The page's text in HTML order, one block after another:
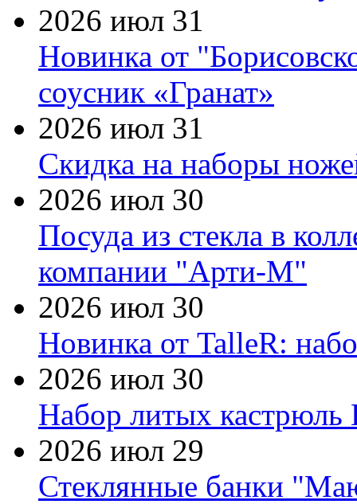
2026 июл 31
Новинка от
соусник «Гранат»
2026 июл 31
Скидка на наборы
2026 июл 30
Посуда из стекла в
компании "Арти-М"
2026 июл 30
Новинка от TalleR:
2026 июл 30
Набор литых кастрюль
2026 июл 29
Стеклянные банки